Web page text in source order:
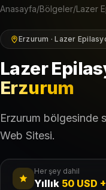
Anasayfa/Bölgeler/Lazer
Erzurum · Lazer
Lazer
Erzurum
Erzurum bölgesinde
Web Sitesi.
Her şey dahil
Yıllık 50 USD